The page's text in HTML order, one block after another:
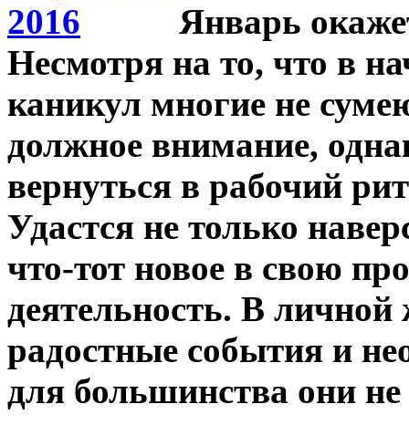
Январь
Несмотря на то, что в
каникул многие не
должное внимание,
вернуться в рабочий
Удастся не только
что-тот новое в свою
деятельность. В
радостные события и
для большинства они